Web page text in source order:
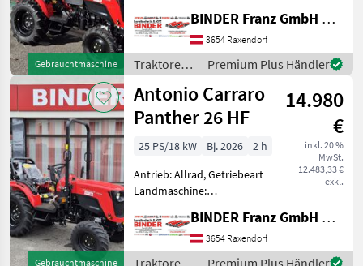
Gebrauchtmaschine
540/750,
Höchstgeschwindigkeit in
km/h: 25 km/h, Abgasstufe:
Tier 5, Bolzengröße
Anhängevorrichtung (mm):
32m
BINDER Franz GmbH & CoKG
3654 Raxendorf
Traktoren /
Antonio
Carraro
Premium Plus Händler
Gebrauchtmaschine
Antonio Carraro
Panther 26 HF
14.980
€
inkl. 20 %
MwSt.
12.483,33 €
exkl.
25 PS/18 kW Bj. 2026
2 h
Antrieb: Allrad, Getriebeart
Landmaschine:
ohne Kabine,
Zapfwellendrehzahl:
540/750,
BINDER Franz GmbH & CoKG
3654 Raxendorf
Traktoren /
Premium Plus Händler